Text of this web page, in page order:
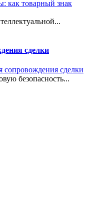
сделки
безопасность...